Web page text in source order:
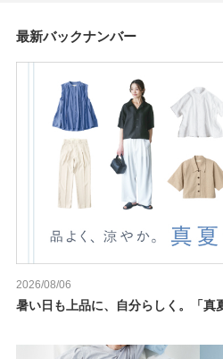
最新バックナンバー
2026/08/06
暑い日も上品に、自分らしく。「真